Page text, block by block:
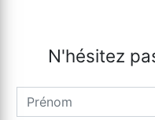
N'hésitez